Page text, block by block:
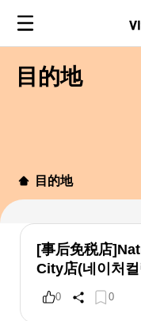
目的地
目的地
[事后免税店
City店(네이처
0 0